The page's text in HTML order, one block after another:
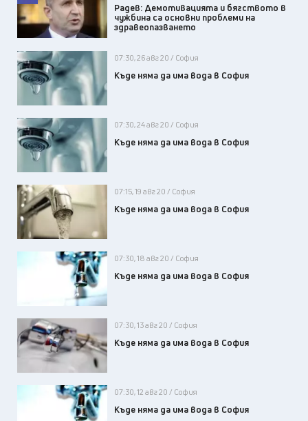
Радев: Демотивацията и бягството в
чужбина са основни проблеми на
здравеопазването
07:30, 26 авг 20 / София
Къде няма да има вода в София
07:30, 24 авг 20 / София
Къде няма да има вода в София
07:15, 19 авг 20 / София
Къде няма да има вода в София
07:30, 18 авг 20 / София
Къде няма да има вода в София
07:30, 13 авг 20 / София
Къде няма да има вода в София
07:30, 12 авг 20 / София
Къде няма да има вода в София